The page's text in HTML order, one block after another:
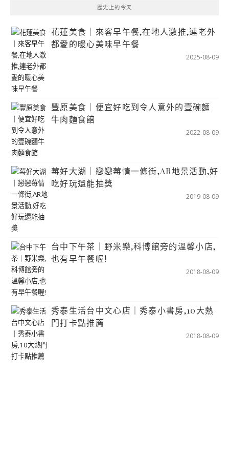
歷史上的今天
花蓮美食｜來客早午餐,在地人激推,連老外
都愛的暖心美味早午餐
2025-08-09
豐原美食｜便宜好吃到令人意外的壹碗麵
牛肉麵食館
2022-08-09
莓好大湖｜戀戀莓情一條街,AR地景活動,好
吃好玩還能抽獎
2019-08-09
台中下午茶｜野米樂,科博館旁的溫馨小店,
也有早午餐喔!
2018-08-09
秀泰生活台中文心店｜秀泰小書房,10大熱
門打卡點推薦
2018-08-09